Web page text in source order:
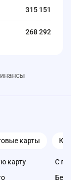
315 151
268 292
карты
карту
С
Без